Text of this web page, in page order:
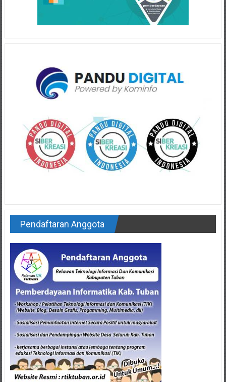
Pendaftaran Anggota